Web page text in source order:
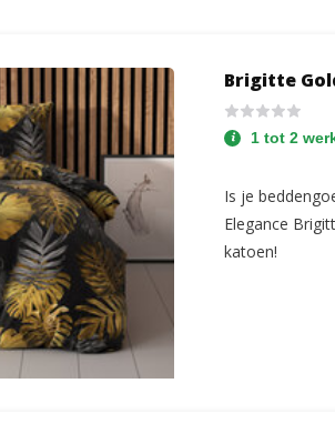
Brigitte
1 tot 2
Is je
Elegance
katoen!